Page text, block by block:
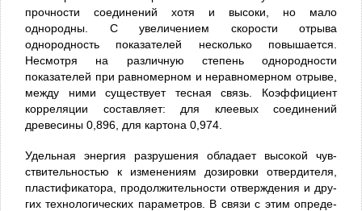
прочности соединений хотя и высоки, но мало
однородны. С увеличением скорости отрыва
однородность показате­лей несколько повышается.
Несмотря на различную сте­пень однородности
показателей при равномерном и не­равномерном отрыве,
между ними существует тесная связь. Коэффициент
корреляции составляет: для кле­евых соединений
древесины 0,896, для картона 0,974.
Удельная энергия разрушения обладает высокой чув­
ствительностью к изменениям дозировки отвердителя,
пластификатора, продолжительности отверждения и дру­
гих технологических параметров. В связи с этим опреде­